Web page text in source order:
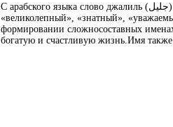
С арабского языка слово джалиль (جليل) переводится как «великий», «славный», «знаменитый», «известный», «большой», «огромный», «величественный»,
«великолепный», «знатный»,
формировании сложносоставных
богатую и счастливую жизнь.Имя